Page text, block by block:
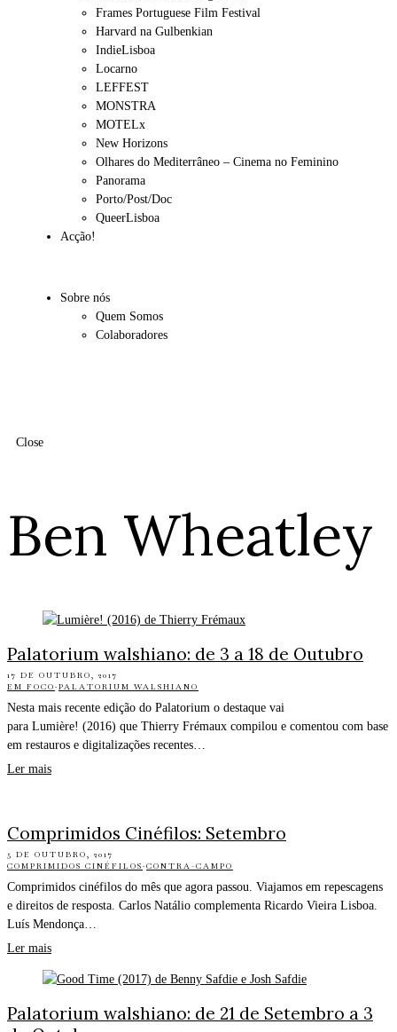
Frames Portuguese Film Festival
Harvard na Gulbenkian
IndieLisboa
Locarno
LEFFEST
MONSTRA
MOTELx
New Horizons
Olhares do Mediterrâneo – Cinema no Feminino
Panorama
Porto/Post/Doc
QueerLisboa
Acção!
Sobre nós
Quem Somos
Colaboradores
Close
Ben Wheatley
Palatorium walshiano: de 3 a 18 de Outubro
17 DE OUTUBRO, 2017
EM FOCO·PALATORIUM WALSHIANO
Nesta mais recente edição do Palatorium o destaque vai
para Lumière! (2016) que Thierry Frémaux compilou e comentou com base
em restauros e digitalizações recentes…
Ler mais
Comprimidos Cinéfilos: Setembro
5 DE OUTUBRO, 2017
COMPRIMIDOS CINÉFILOS·CONTRA-CAMPO
Comprimidos cinéfilos do mês que agora passou. Viajamos em repescagens
e direitos de resposta. Carlos Natálio complementa Ricardo Vieira Lisboa.
Luís Mendonça…
Ler mais
Palatorium walshiano: de 21 de Setembro a 3